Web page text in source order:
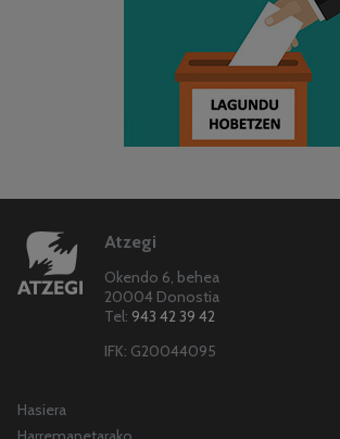
Atzegi
Okendo 6, behea
20004 Donostia
Tel: 943 42 39 42
IFK: G20044095
Hasiera